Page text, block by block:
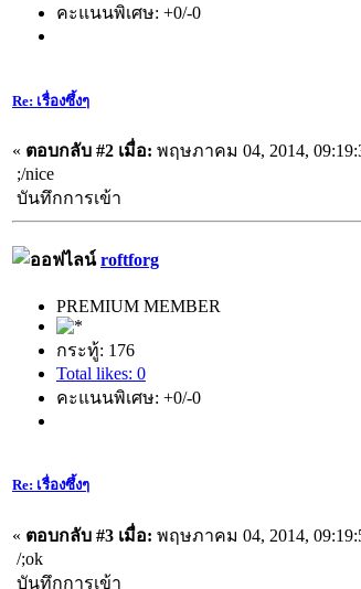
คะแนนพิเศษ: +0/-0
Re: เรื่องซึ้งๆ
« ตอบกลับ #2 เมื่อ: พฤษภาคม 04, 2014,
;/nice
บันทึกการเข้า
roftforg
PREMIUM MEMBER
กระทู้: 176
Total likes: 0
คะแนนพิเศษ: +0/-0
Re: เรื่องซึ้งๆ
« ตอบกลับ #3 เมื่อ: พฤษภาคม 04, 2014,
/;ok
บันทึกการเข้า